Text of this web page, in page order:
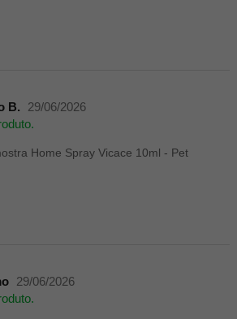
B.
29/06/2026
Home Spray Vicace 10ml - Pet
29/06/2026